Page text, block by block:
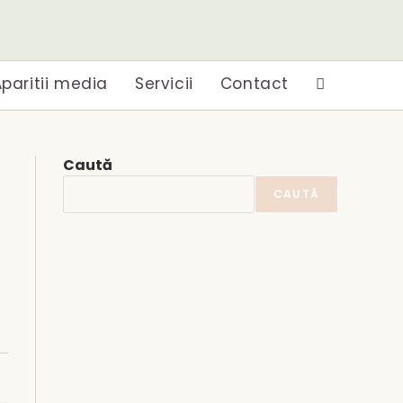
media Servicii Contact Toggle
search
Caută
CAUTĂ